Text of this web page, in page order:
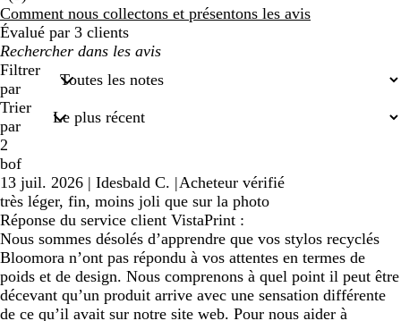
avis
Comment nous collectons et présentons les avis
Évalué par 3 clients
Mes
recherches
saisies
Filtrer
par
Trier
par
2
bof
13 juil. 2026 | Idesbald C. |Acheteur vérifié
très léger, fin, moins joli que sur la photo
Réponse du service client VistaPrint :
Nous sommes désolés d’apprendre que vos stylos recyclés
Bloomora n’ont pas répondu à vos attentes en termes de
poids et de design. Nous comprenons à quel point il peut être
décevant qu’un produit arrive avec une sensation différente
de ce qu’il avait sur notre site web. Pour nous aider à